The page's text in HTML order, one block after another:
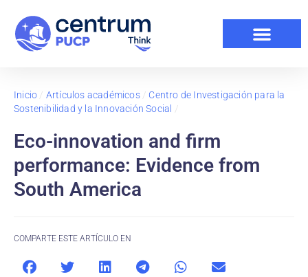
Inicio / Artículos académicos/ Centro de Investigación para la
Sostenibilidad y la Innovación Social /
Eco-innovation and firm
performance: Evidence from
South America
COMPARTE ESTE ARTÍCULO EN